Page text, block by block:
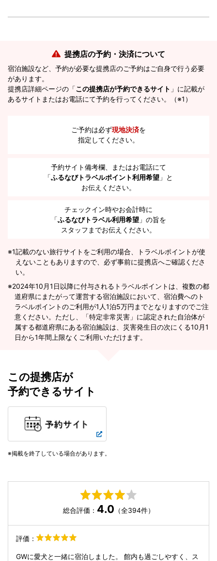
提携店の予約・決済について
宿泊施設など、予約が必要な提携店のご予約はご自身で行う必要
があります。
提携店詳細ページの「この提携店が予約できるサイト 」に記載が
あるサイトまたはお電話にて予約を行ってください。（※1）
ご予約は必ず現地決済を
指定してください。
予約サイト備考欄、またはお電話にて
「ふるなびトラベルポイント利用希望 」と
お伝えください。
チェックイン時やお会計時に
「ふるなびトラベル利用希望 」の旨を
スタッフまでお伝えください。
※1記載のない旅行サイトをご利用の場合、トラベルポイントが使
えないこともありますので、必ず事前に提携店へご確認くださ
い。
2024年10月1日以降に付与されるトラベルポイントは、複数の都
道府県にまたがって運営する宿泊施設において、宿泊費へのト
ラベルポイントのご利用が1人1泊5万円までとなりますのでご注
意ください。ただし、「特定非常災害」に認定された自治体が
属する都道府県にある宿泊施設は、災害発生日の次にくる10月1
日から1年間上限なくご利用いただけます。
この提携店が
予約できるサイト
掲載を終了している場合があります。
総合評価： 4.0 （全394件）
評価：
GWに愛犬と一緒に宿泊しました。 館内も過ごしやすく、ス